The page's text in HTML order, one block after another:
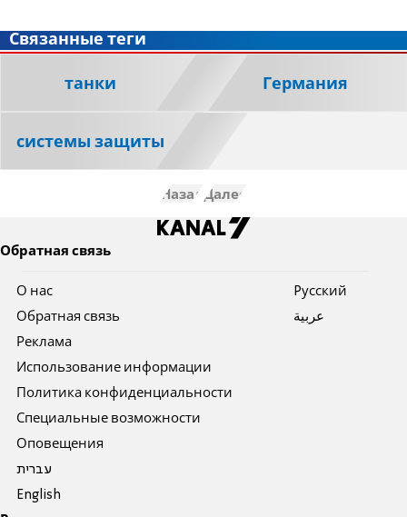
Связанные теги
танки Германия
системы защиты
Назад Далее
Обратная связь
О нас
Обратная связь
Реклама
Использование информации
Политика конфиденциальности
Специальные возможности
Оповещения
עברית
English
Pусский
عربية